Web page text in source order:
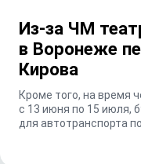
Из-за ЧМ
в Воронеже
Кирова
Кроме того, на время
с 13 июня по 15 июля,
для автотранспорта